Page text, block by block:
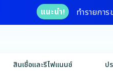
แนะนำ! ทำรายกา
สินเชื่อและรีไฟแนนซ์ ป